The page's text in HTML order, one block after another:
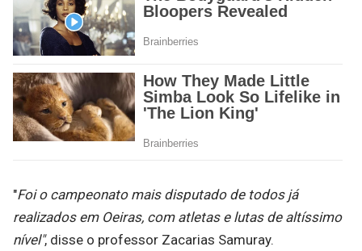
"Foi o campeonato mais disputado de todos já
realizados em Oeiras, com atletas e lutas de altíssimo
nível", disse o professor Zacarias Samuray.